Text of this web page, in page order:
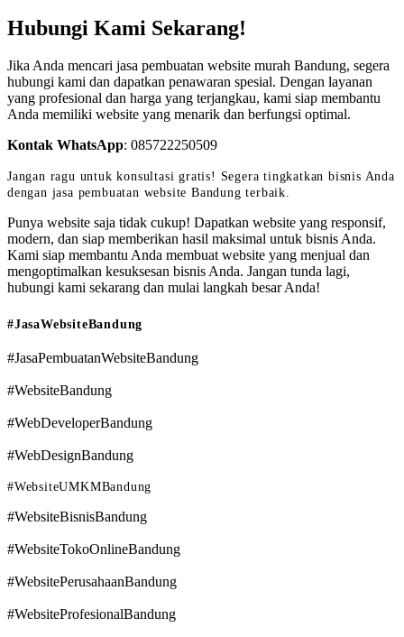
Hubungi Kami Sekarang!
Jika Anda mencari jasa pembuatan website murah Bandung, segera
hubungi kami dan dapatkan penawaran spesial. Dengan layanan
yang profesional dan harga yang terjangkau, kami siap membantu
Anda memiliki website yang menarik dan berfungsi optimal.
Kontak WhatsApp: 085722250509
Jangan ragu untuk konsultasi gratis! Segera tingkatkan bisnis Anda
dengan jasa pembuatan website Bandung terbaik.
Punya website saja tidak cukup! Dapatkan website yang responsif,
modern, dan siap memberikan hasil maksimal untuk bisnis Anda.
Kami siap membantu Anda membuat website yang menjual dan
mengoptimalkan kesuksesan bisnis Anda. Jangan tunda lagi,
hubungi kami sekarang dan mulai langkah besar Anda!
#JasaWebsiteBandung
#JasaPembuatanWebsiteBandung
#WebsiteBandung
#WebDeveloperBandung
#WebDesignBandung
#WebsiteUMKMBandung
#WebsiteBisnisBandung
#WebsiteTokoOnlineBandung
#WebsitePerusahaanBandung
#WebsiteProfesionalBandung